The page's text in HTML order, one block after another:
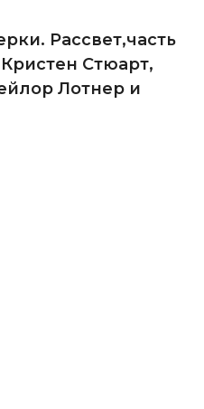
Рассвет,часть
Стюарт,
Лотнер и